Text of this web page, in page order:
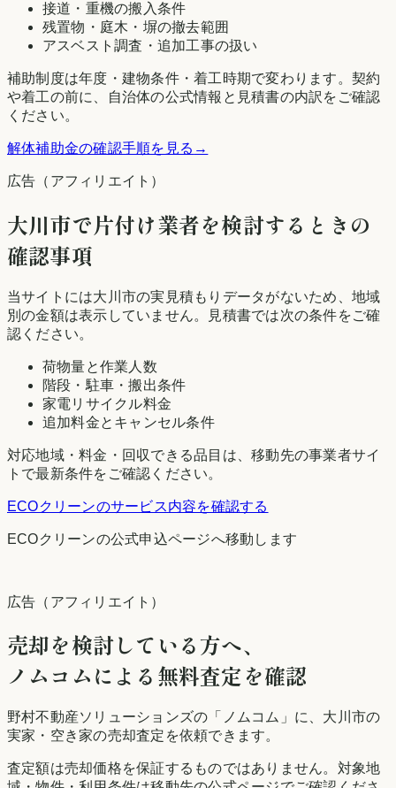
接道・重機の搬入条件
残置物・庭木・塀の撤去範囲
アスベスト調査・追加工事の扱い
補助制度は年度・建物条件・着工時期で変わります。契約
や着工の前に、自治体の公式情報と見積書の内訳をご確認
ください。
解体補助金の確認手順を見る →
広告（アフィリエイト）
大川市で片付け業者を検討するときの
確認事項
当サイトには大川市の実見積もりデータがないため、地域
別の金額は表示していません。見積書では次の条件をご確
認ください。
荷物量と作業人数
階段・駐車・搬出条件
家電リサイクル料金
追加料金とキャンセル条件
対応地域・料金・回収できる品目は、移動先の事業者サイ
トで最新条件をご確認ください。
ECOクリーンのサービス内容を確認する
ECOクリーンの公式申込ページへ移動します
広告（アフィリエイト）
売却を検討している方へ、
ノムコムによる無料査定を確認
野村不動産ソリューションズの「ノムコム」に、 大川市の
実家・空き家の売却査定を依頼できます。
査定額は売却価格を保証するものではありません。対象地